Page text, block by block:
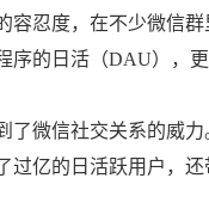
容忍度，在不少微信
序的日活（DAU），
微信社交关系的威力
过亿的日活跃用户，